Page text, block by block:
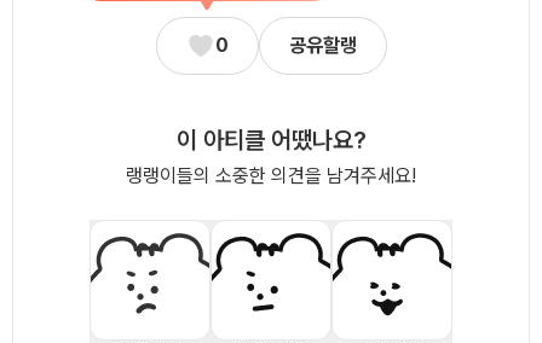
0 공유할랭
이 아티클 어땠나요?
랭랭이들의 소중한 의견을 남겨주세요!